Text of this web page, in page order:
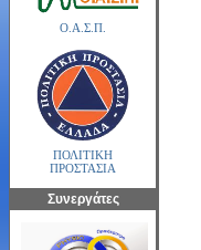
Ο.Α.Σ.Π.
ΠΟΛΙΤΙΚΗ
ΠΡΟΣΤΑΣΙΑ
Συνεργάτες